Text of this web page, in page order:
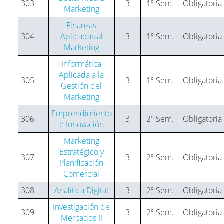
303
Marketing
3 1º Sem. Obligatoria
304
Finanzas
Aplicadas al
Marketing
3 1º Sem. Obligatoria
305
Informática
Aplicada a la
Gestión del
Marketing
3 1º Sem. Obligatoria
306
Emprendimiento
e Innovación
3 2º Sem. Obligatoria
307
Marketing
Estratégico y
Planificación
Comercial
3 2º Sem. Obligatoria
308 Analítica Digital 3 2º Sem.
Obligatoria
309
Investigación de
Mercados II
3 2º Sem. Obligatoria